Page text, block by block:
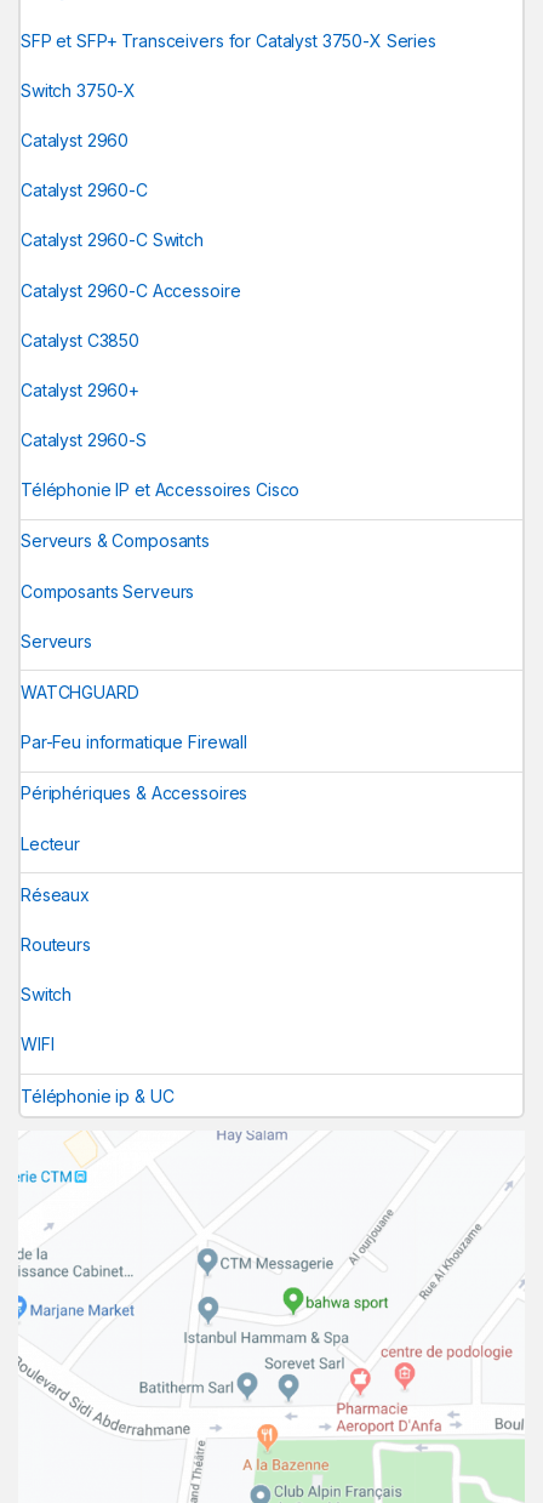
SFP et SFP+ Transceivers for Catalyst 3750-X Series
Switch 3750-X
Catalyst 2960
Catalyst 2960-C
Catalyst 2960-C Switch
Catalyst 2960-C Accessoire
Catalyst C3850
Catalyst 2960+
Catalyst 2960-S
Téléphonie IP et Accessoires Cisco
Serveurs & Composants
Composants Serveurs
Serveurs
WATCHGUARD
Par-Feu informatique Firewall
Périphériques & Accessoires
Lecteur
Réseaux
Routeurs
Switch
WIFI
Téléphonie ip & UC